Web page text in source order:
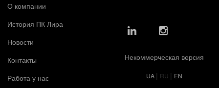
О компании
История ПК Лира
Новости
Контакты
Работа у нас
Некоммерческая версия
UA | RU | EN